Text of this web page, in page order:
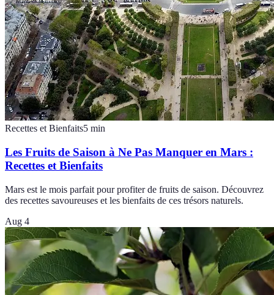
Recettes et Bienfaits5 min
Les Fruits de Saison à Ne Pas Manquer en Mars :
Recettes et Bienfaits
Mars est le mois parfait pour profiter de fruits de saison. Découvrez
des recettes savoureuses et les bienfaits de ces trésors naturels.
Aug 4